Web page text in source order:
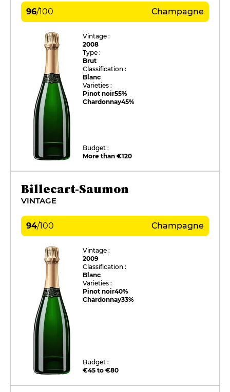
96/100 Champagne
Vintage :
2008
Type :
Brut
Classification :
Blanc
Varieties :
Pinot noir55%
Chardonnay45%
Budget :
More than €120
Billecart-Saumon
VINTAGE
94/100 Champagne
Vintage :
2009
Classification :
Blanc
Varieties :
Pinot noir40%
Chardonnay33%
Budget :
€45 to €80